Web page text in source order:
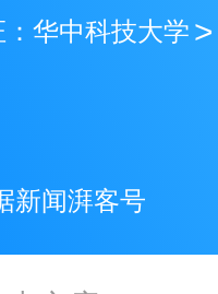
华中科技大学 >
新闻湃客号